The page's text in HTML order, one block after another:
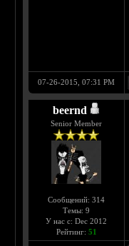
07-26-2015, 07:31 PM
beernd
Senior Member
Сообщений: 314
Темы: 9
У нас с: Dec 2012
Рейтинг: 51